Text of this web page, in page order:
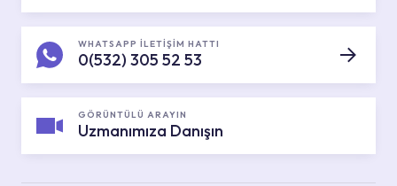
WHATSAPP İLETİŞİM HATTI
0(532) 305 52 53
GÖRÜNTÜLÜ ARAYIN
Uzmanımıza Danışın